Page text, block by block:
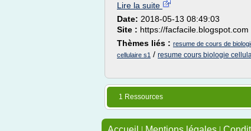
Lire la suite
Date: 2018-05-13 08:49:03
Site : https://facfacile.blogspot.com
Thèmes liés : resume de cours de
cellulaire s1 / resume cours biologie
1 Ressources